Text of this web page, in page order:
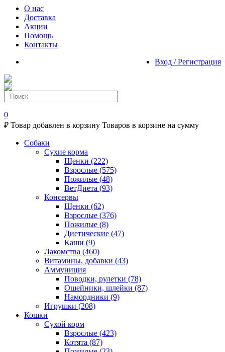
О нас
Доставка
Акции
Помощь
Контакты
Вход / Регистрация
0
₽ Товар добавлен в корзину Товаров в корзине на сумму
Собаки
Сухие корма
Щенки (222)
Взрослые (575)
Пожилые (48)
ВетДиета (93)
Консервы
Щенки (62)
Взрослые (376)
Пожилые (8)
Диетические (47)
Каши (9)
Лакомства (460)
Витамины, добавки (43)
Аммуниция
Поводки, рулетки (78)
Ошейники, шлейки (87)
Намордники (9)
Игрушки (208)
Кошки
Сухой корм
Взрослые (423)
Котята (87)